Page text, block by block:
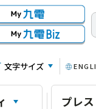
文字サイズ
プレ